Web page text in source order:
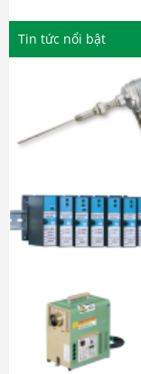
Tin tức nổi bật